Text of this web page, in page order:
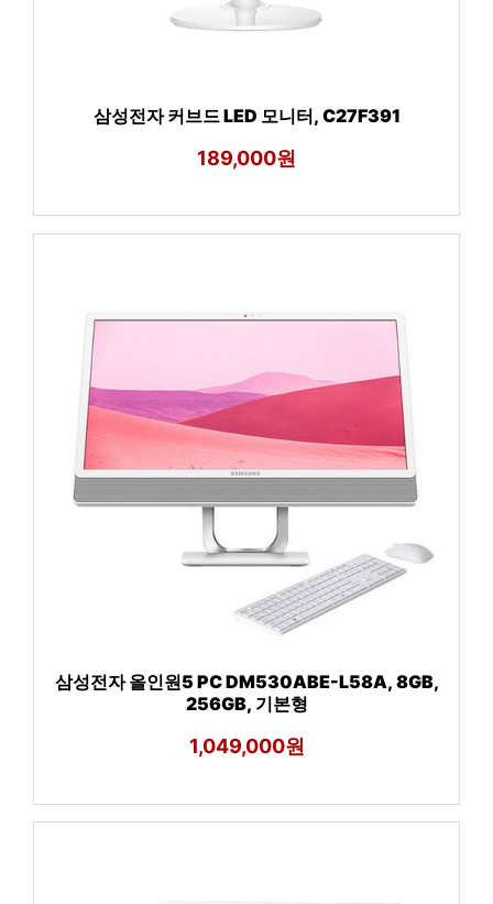
삼성전자 커브드 LED 모니터, C27F391
189,000원
삼성전자 올인원5 PC DM530ABE-L58A, 8GB,
256GB, 기본형
1,049,000원